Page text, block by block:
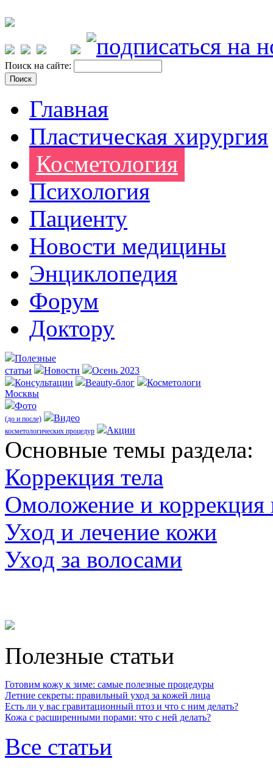
Поиск на сайте:
Главная
Пластическая хирургия
Косметология
Психология
Пациенту
Новости медицины
Энциклопедия
Форум
Доктору
Полезные
статьи
Новости
Осень 2023
Консультации
Beauty-блог
Косметологи
Москвы
Фото
(до и после) Видео
косметологических процедур Акции
Оcновные темы раздела:
Коррекция тела
Омоложение и коррекция
Уход и лечение кожи
Уход за волосами
Полезные статьи
Готовим кожу к зиме: самые полезные процедуры
Летние секреты: правильный уход за кожей лица
Есть ли у вас гравитационный птоз и что с ним делать?
Кожа с расширенными порами: что с ней делать?
Все статьи